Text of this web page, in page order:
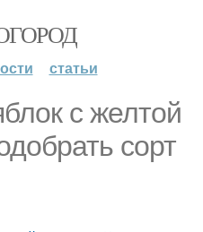
статьи
с желтой
сорт